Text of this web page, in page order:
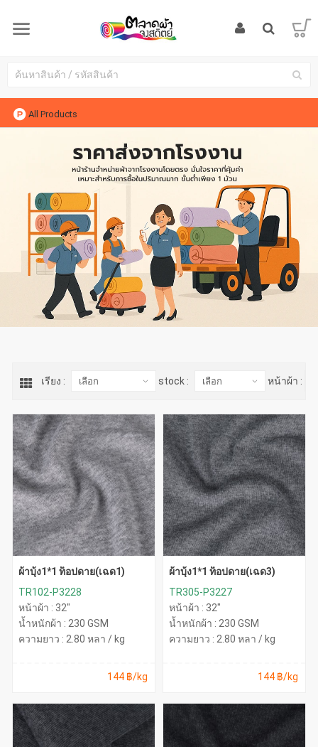
All Products
เรียง : stock : หน้าผ้า :
ผ้าบุ้ง1*1 ท็อปดาย(เฉด1)
TR102-P3228
หน้าผ้า : 32"
น้ำหนักผ้า : 230 GSM
ความยาว : 2.80 หลา / kg
144 ฿/kg
ผ้าบุ้ง1*1 ท็อปดาย(เฉด3)
TR305-P3227
หน้าผ้า : 32"
น้ำหนักผ้า : 230 GSM
ความยาว : 2.80 หลา / kg
144 ฿/kg